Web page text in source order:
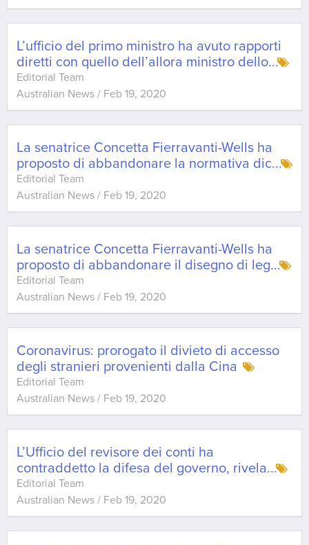
L’ufficio del primo ministro ha avuto rapporti
diretti con quello dell’allora ministro dello...
Editorial Team
Australian News / Feb 19, 2020
La senatrice Concetta Fierravanti-Wells ha
proposto di abbandonare la normativa dic...
Editorial Team
Australian News / Feb 19, 2020
La senatrice Concetta Fierravanti-Wells ha
proposto di abbandonare il disegno di leg...
Editorial Team
Australian News / Feb 19, 2020
Coronavirus: prorogato il divieto di accesso
degli stranieri provenienti dalla Cina
Editorial Team
Australian News / Feb 19, 2020
L’Ufficio del revisore dei conti ha
contraddetto la difesa del governo, rivela...
Editorial Team
Australian News / Feb 19, 2020